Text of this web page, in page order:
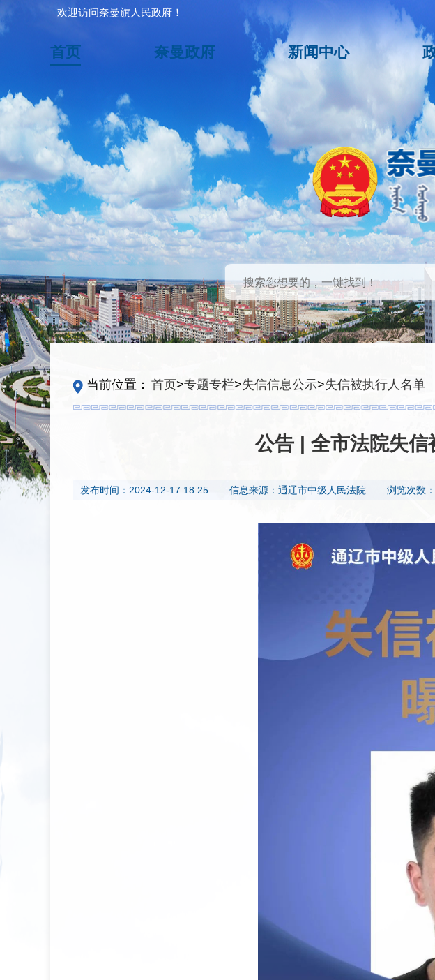
欢迎访问奈曼旗人民政府！
首页 奈曼政府 新闻中心
当前位置： 首页>专题专栏>失信信息公示>失信被执行人名单
公告 | 全市法院失信
发布时间： 2024-12-17 18:25 信息来源： 通辽市中级人民法院 浏览次数